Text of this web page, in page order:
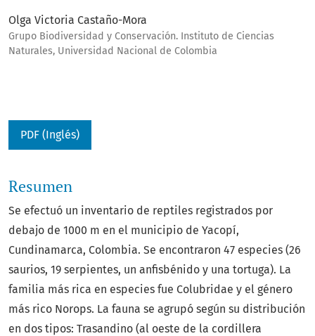
Olga Victoria Castaño-Mora
Grupo Biodiversidad y Conservación. Instituto de Ciencias
Naturales, Universidad Nacional de Colombia
PDF (Inglés)
Resumen
Se efectuó un inventario de reptiles registrados por
debajo de 1000 m en el municipio de Yacopí,
Cundinamarca, Colombia. Se encontraron 47 especies (26
saurios, 19 serpientes, un anfisbénido y una tortuga). La
familia más rica en especies fue Colubridae y el género
más rico Norops. La fauna se agrupó según su distribución
en dos tipos: Trasandino (al oeste de la cordillera